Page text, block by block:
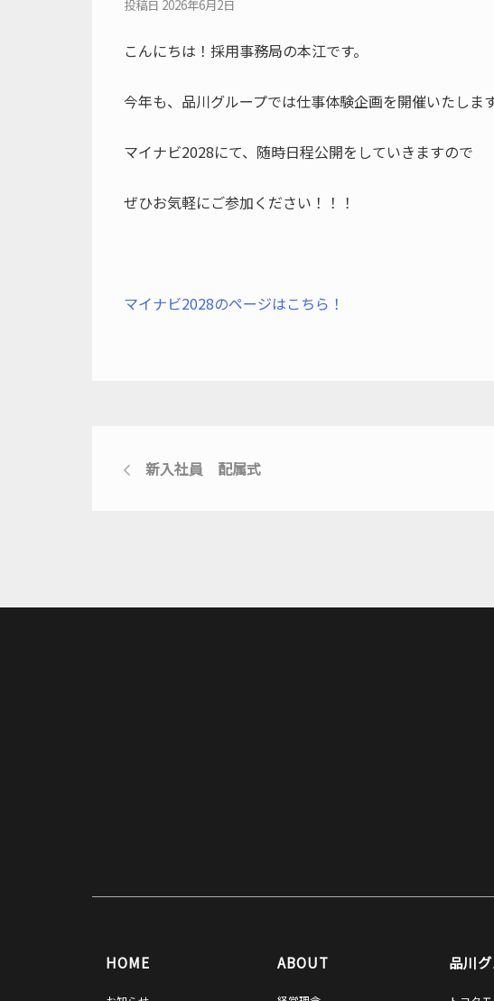
投稿日 2026年6月2日
こんにちは！採用事務局の本江です。
今年も、品川グループでは仕事体験企画を開催いたしま
マイナビ2028にて、随時日程公開をしていきますので
ぜひお気軽にご参加ください！！！
マイナビ2028のページはこちら！
新入社員 配属式
HOME ABOUT 品川